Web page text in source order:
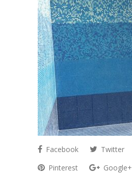
Facebook Twitter
Pinterest
Google+